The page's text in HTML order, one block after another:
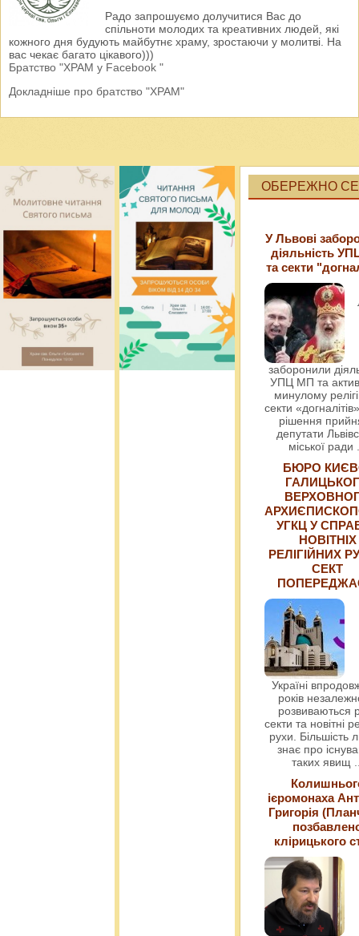
Радо запрошуємо долучитися Вас до
спільноти молодих та креативних людей, які
кожного дня будують майбутнє храму, зростаючи у молитві. На
вас чекає багато цікавого)))
Братство "ХРАМ у Facebook "
Докладніше про братство "ХРАМ"
ОБЕРЕЖНО
У Львові
діяльність
та секти
заборонили
УПЦ МП та
минулому
секти
рішення
депутати
міської ради
БЮРО
УГКЦ У
НОВІТНІХ
РЕЛІГІЙНИХ
СЕКТ
Україні
років
розвиваються
секти та новітні
рухи. Більшість
знає про
таких явищ
ієромонаха
Григорія
клірицького